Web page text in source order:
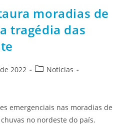
moradias de
tragédia das
2022
Notícias
emergenciais nas moradias de
no nordeste do país.